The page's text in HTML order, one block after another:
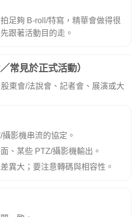
足夠 B-roll/特寫，精華會做得很
跟著活動目的走。
常見於正式活動）
東會/法說會、記者會、展演或大
影機串流的協定。
、某些 PTZ/攝影機輸出。
異大；要注意轉碼與相容性。